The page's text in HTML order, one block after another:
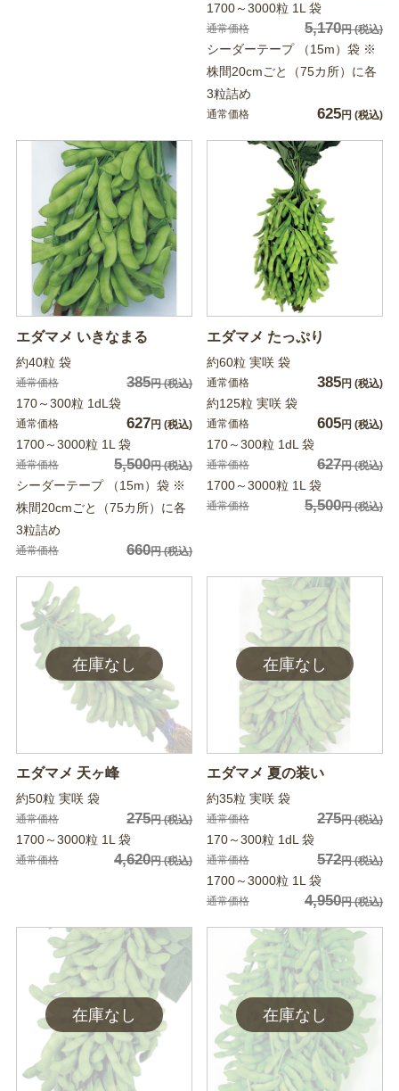
1700～3000粒 1L 袋
通常価格 5,170円(税込)
シーダーテープ （15m）袋 ※
株間20cmごと（75カ所）に各
3粒詰め
通常価格 625円 (税込)
エダマメ いきなまる
約40粒 袋
通常価格 385円(税込)
170～300粒 1dL袋
通常価格 627円 (税込)
1700～3000粒 1L 袋
通常価格 5,500円(税込)
シーダーテープ （15m）袋 ※
株間20cmごと（75カ所）に各
3粒詰め
通常価格 660円(税込)
エダマメ たっぷり
約60粒 実咲 袋
通常価格 385円 (税込)
約125粒 実咲 袋
通常価格 605円 (税込)
170～300粒 1dL 袋
通常価格 627円(税込)
1700～3000粒 1L 袋
通常価格 5,500円(税込)
エダマメ 天ヶ峰
約50粒 実咲 袋
通常価格 275円(税込)
1700～3000粒 1L 袋
通常価格 4,620円(税込)
エダマメ 夏の装い
約35粒 実咲 袋
通常価格 275円(税込)
170～300粒 1dL 袋
通常価格 572円(税込)
1700～3000粒 1L 袋
通常価格 4,950円(税込)